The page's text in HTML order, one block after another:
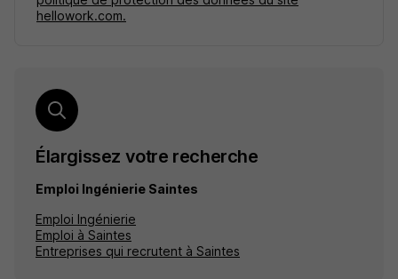
hellowork.com.
Élargissez votre recherche
Emploi Ingénierie Saintes
Emploi Ingénierie
Emploi à Saintes
Entreprises qui recrutent à Saintes